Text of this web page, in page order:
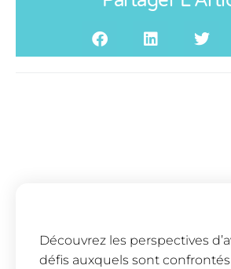
Découvrez les perspectives
défis auxquels sont confrontés